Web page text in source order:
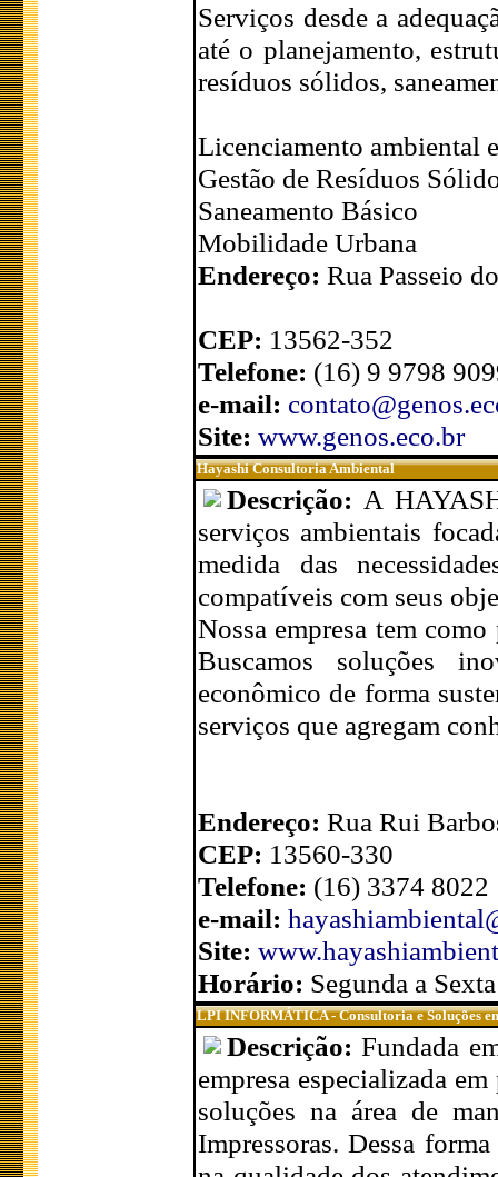
Serviços desde a
até o planejamento,
resíduos sólidos,
Licenciamento ambiental
Gestão de Resíduos
Saneamento Básico
Mobilidade Urbana
Endereço: Rua Passeio
CEP: 13562-352
Telefone: (16) 9 9798
e-mail:
Site: www.genos.eco.br
Hayashi Consultoria Ambiental
Descrição: A
serviços ambientais
medida das
compatíveis com seus
Nossa empresa tem
Buscamos soluções
econômico de forma
serviços que agregam
Endereço: Rua Rui
CEP: 13560-330
Telefone: (16) 3374 8022
e-mail:
Site:
Horário: Segunda a
LPI INFORMÁTICA - Consultoria e Soluções
Descrição:Fundada
empresa especializada
soluções na área de
Impressoras. Dessa